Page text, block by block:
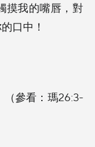
摸我的嘴唇，對
口中！
（參看：瑪26:3-